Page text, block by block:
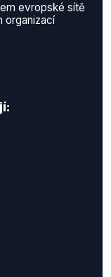
evropské sítě